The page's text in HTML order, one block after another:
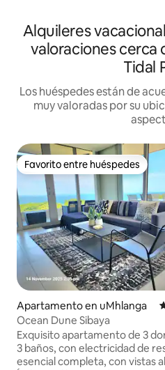
Alquileres
valoraciones cerca
Tidal
Los huéspedes están de
muy valoradas por su
Favorito entre huéspedes
Favorito entre huéspedes
Apartamento en uMhlanga
Ocean Dune Sibaya
Exquisito apartamento de 3
3 baños, con electricidad de
esencial completa, con vistas